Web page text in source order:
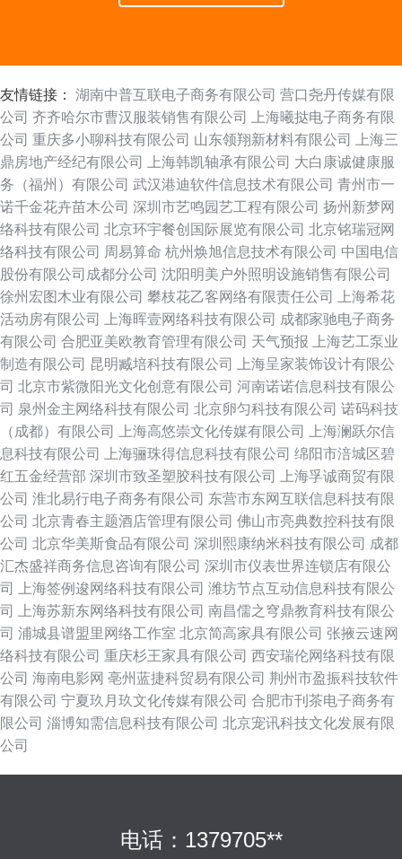
友情链接： 湖南中普互联电子商务有限公司 营口尧丹传媒有限
公司 齐齐哈尔市曹汉服装销售有限公司
上海曦挞电子商务有限
公司 重庆多小聊科技有限公司 山东领翔新材料有限公司
上海三
鼎房地产经纪有限公司
上海韩凯轴承有限公司 大白康诚健康服
务（福州）有限公司 武汉港迪软件信息技术有限公司 青州市一
诺千金花卉苗木公司 深圳市艺鸣园艺工程有限公司 扬州新梦网
络科技有限公司 北京环宇餐创国际展览有限公司 北京铭瑞冠网
络科技有限公司 周易算命 杭州焕旭信息技术有限公司 中国电信
股份有限公司成都分公司 沈阳明美户外照明设施销售有限公司
徐州宏图木业有限公司 攀枝花乙客网络有限责任公司
上海希花
活动房有限公司
上海晖壹网络科技有限公司 成都家驰电子商务
有限公司 合肥亚美欧教育管理有限公司 天气预报
上海艺工泵业
制造有限公司 昆明臧培科技有限公司
上海呈家装饰设计有限公
司 北京市紫微阳光文化创意有限公司 河南诺诺信息科技有限公
司 泉州金主网络科技有限公司 北京卵匀科技有限公司 诺码科技
（成都）有限公司
上海高悠崇文化传媒有限公司
上海澜跃尔信
息科技有限公司
上海骊珠得信息科技有限公司 绵阳市涪城区碧
红五金经营部 深圳市致圣塑胶科技有限公司
上海孚诚商贸有限
公司 淮北易行电子商务有限公司 东营市东网互联信息科技有限
公司 北京青春主题酒店管理有限公司 佛山市亮典数控科技有限
公司 北京华美斯食品有限公司 深圳熙康纳米科技有限公司 成都
汇杰盛祥商务信息咨询有限公司 深圳市仪表世界连锁店有限公
司
上海签例逡网络科技有限公司 潍坊节点互动信息科技有限公
司
上海苏新东网络科技有限公司 南昌儒之穹鼎教育科技有限公
司 浦城县谱盟里网络工作室 北京简高家具有限公司 张掖云速网
络科技有限公司 重庆杉王家具有限公司 西安瑞伦网络科技有限
公司 海南电影网 亳州蓝捷科贸易有限公司 荆州市盈振科技软件
有限公司 宁夏玖月玖文化传媒有限公司 合肥市刊茶电子商务有
限公司 淄博知需信息科技有限公司 北京宠讯科技文化发展有限
公司
电话：1379705**